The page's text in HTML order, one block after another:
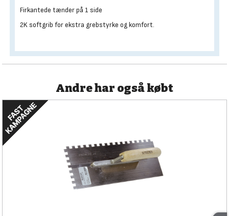
Firkantede tænder på 1 side
2K softgrib for ekstra grebstyrke og komfort.
Andre har også købt